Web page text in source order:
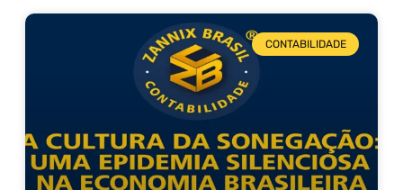
CONTABILIDADE